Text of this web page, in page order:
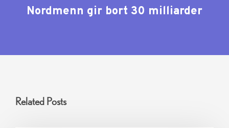
Nordmenn gir bort 30 milliarder
Related Posts